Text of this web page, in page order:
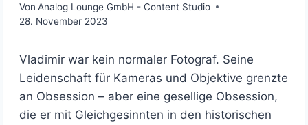
Von Analog Lounge GmbH - Content Studio
28. November 2023
Vladimir war kein normaler Fotograf. Seine
Leidenschaft für Kameras und Objektive grenzte
an Obsession – aber eine gesellige Obsession,
die er mit Gleichgesinnten in den historischen